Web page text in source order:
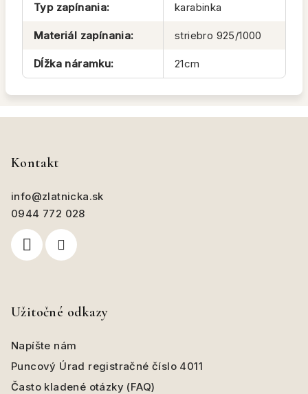
Typ zapínania: karabinka
Materiál zapínania: striebro 925/1000
Dĺžka náramku: 21cm
Kontakt
info@zlatnicka.sk
0944 772 028
Užitočné odkazy
Napíšte nám
Puncový Úrad registračné číslo 4011
Často kladené otázky (FAQ)